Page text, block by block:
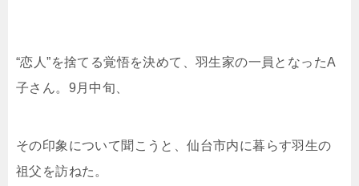
“恋人”を捨てる覚悟を決めて、羽生家の一員となったA
子さん。9月中旬、
その印象について聞こうと、仙台市内に暮らす羽生の
祖父を訪ねた。